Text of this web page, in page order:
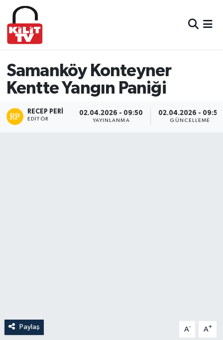
Samanköy Konteyner
Kentte Yangın Paniği
RECEP PERI
EDITÖR
02.04.2026 - 09:50
YAYINLANMA
02.04.2026 - 09:55
GÜNCELLEME
Paylaş A- A+
Hava Durumu
Trafik Durumu
Süper Lig Puan Durumu ve Fikstür
Tüm Manşetler